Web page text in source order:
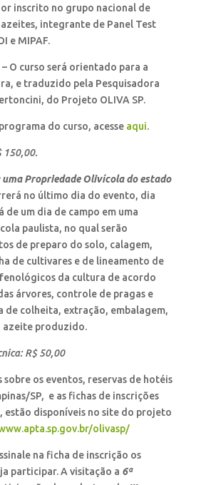
inscrito no grupo nacional de
integrante de Panel Test
e MIPAF.
O curso será orientado para a
e traduzido pela Pesquisadora
do Projeto OLIVA SP.
do curso, acesse aqui.
150,00.
Propriedade Olivícola do estado
no último dia do evento, dia
de um dia de campo em uma
paulista, no qual serão
de preparo do solo, calagem,
de cultivares e de lineamento de
da cultura de acordo
árvores, controle de pragas e
de colheita, extração, embalagem,
azeite produzido.
R$ 50,00
os eventos, reservas de hotéis
SP, e as fichas de inscrições
estão disponíveis no site do projeto
olivasp/
na ficha de inscrição os
participar. A visitação a 6ª